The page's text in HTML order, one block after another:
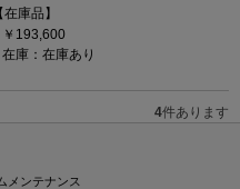
【在庫品】
￥193,600
在庫：在庫あり
4件あります
メンテナンス